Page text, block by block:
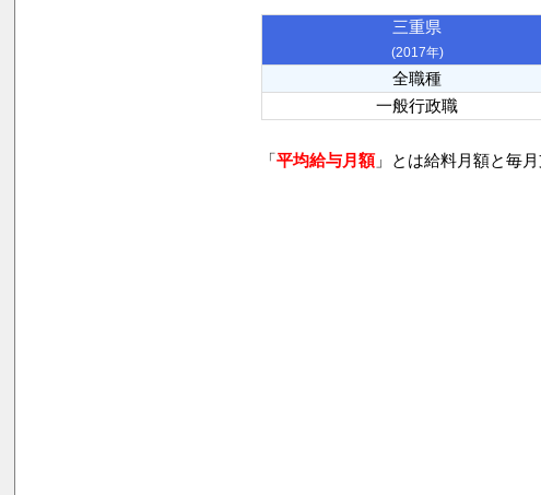
三重県
(2017年)
全職種
一般行政職
「平均給与月額」とは給料月額と毎